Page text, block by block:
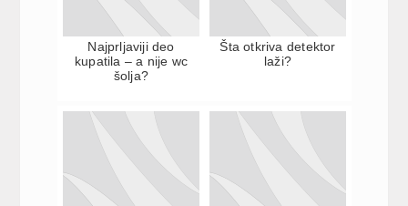
Najprljaviji deo
kupatila – a nije wc
šolja?
Šta otkriva detektor
laži?